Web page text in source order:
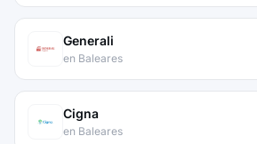
Generali
en Baleares
Cigna
en Baleares